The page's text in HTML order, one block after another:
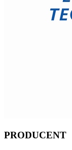
PRODUCENT